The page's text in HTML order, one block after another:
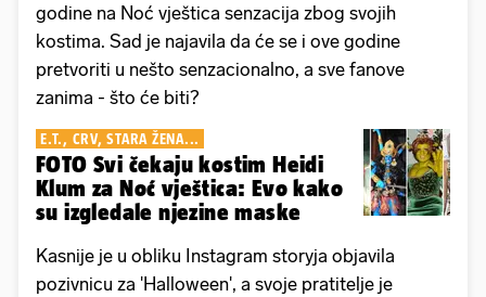
godine na Noć vještica senzacija zbog svojih
kostima. Sad je najavila da će se i ove godine
pretvoriti u nešto senzacionalno, a sve fanove
zanima - što će biti?
E.T., CRV, STARA ŽENA...
FOTO Svi čekaju kostim Heidi
Klum za Noć vještica: Evo kako
su izgledale njezine maske
Kasnije je u obliku Instagram storyja objavila
pozivnicu za 'Halloween', a svoje pratitelje je